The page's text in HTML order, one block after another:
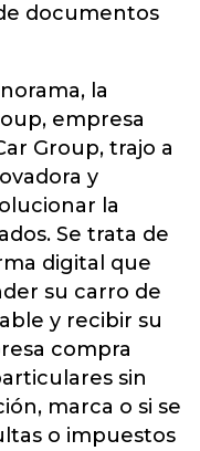
documentos
la
empresa
Group, trajo a
y
la
Se trata de
digital que
su carro de
y recibir su
compra
sin
marca o si se
o impuestos